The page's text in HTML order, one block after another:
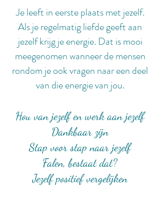
Je leeft in eerste plaats met jezelf.
Als je regelmatig liefde geeft aan
jezelf krijg je energie. Dat is mooi
meegenomen wanneer de mensen
rondom je ook vragen naar een deel
van die energie van jou.
Hou van jezelf en werk aan jezelf
Dankbaar zijn
Stap voor stap naar jezelf
Falen, bestaat dat?
Jezelf positief vergelijken